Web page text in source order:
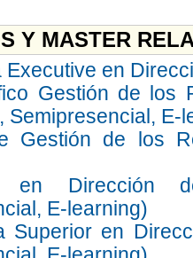
Y MASTER
Executive en
Gestión de los
Semipresencial, E-
Gestión de los
en Dirección
E-learning)
Superior en